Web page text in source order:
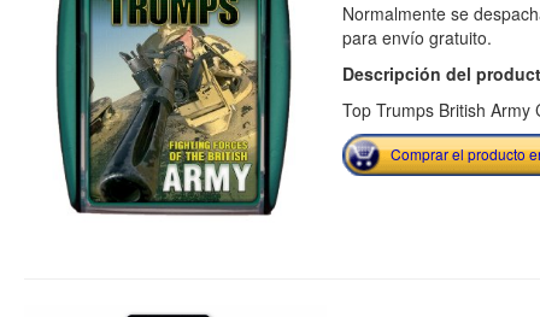
Normalmente se
para envío gratuito.
Descripción del
Top Trumps British Army
Comprar el producto